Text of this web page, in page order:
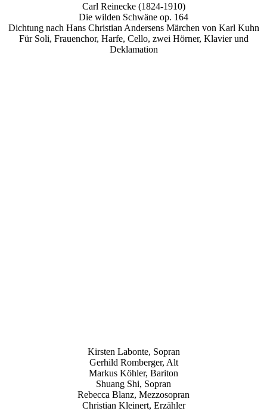
Carl Reinecke (1824-1910)
Die wilden Schwäne op. 164
Dichtung nach Hans Christian Andersens Märchen von Karl Kuhn
Für Soli, Frauenchor, Harfe, Cello, zwei Hörner, Klavier und
Deklamation
Kirsten Labonte, Sopran
Gerhild Romberger, Alt
Markus Köhler, Bariton
Shuang Shi, Sopran
Rebecca Blanz, Mezzosopran
Christian Kleinert, Erzähler